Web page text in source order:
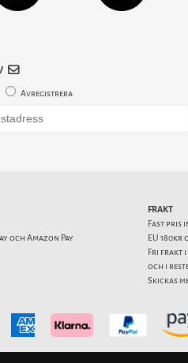
Avregistrera
och Amazon Pay
FRAKT
Fast pris
EU 180kr
Fri frakt i
och i
Skickas